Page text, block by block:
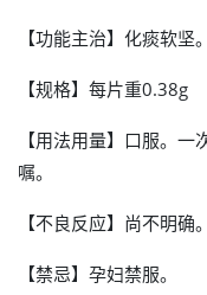
【功能主治】化痰软坚
【规格】每片重0.38g
【用法用量】口服。
嘱。
【不良反应】尚不明确。
【禁忌】孕妇禁服。